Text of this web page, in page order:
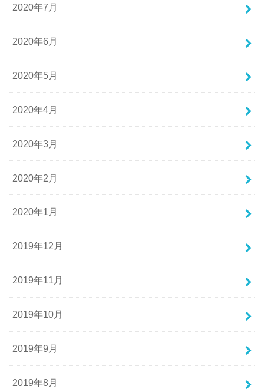
2020年7月
2020年6月
2020年5月
2020年4月
2020年3月
2020年2月
2020年1月
2019年12月
2019年11月
2019年10月
2019年9月
2019年8月